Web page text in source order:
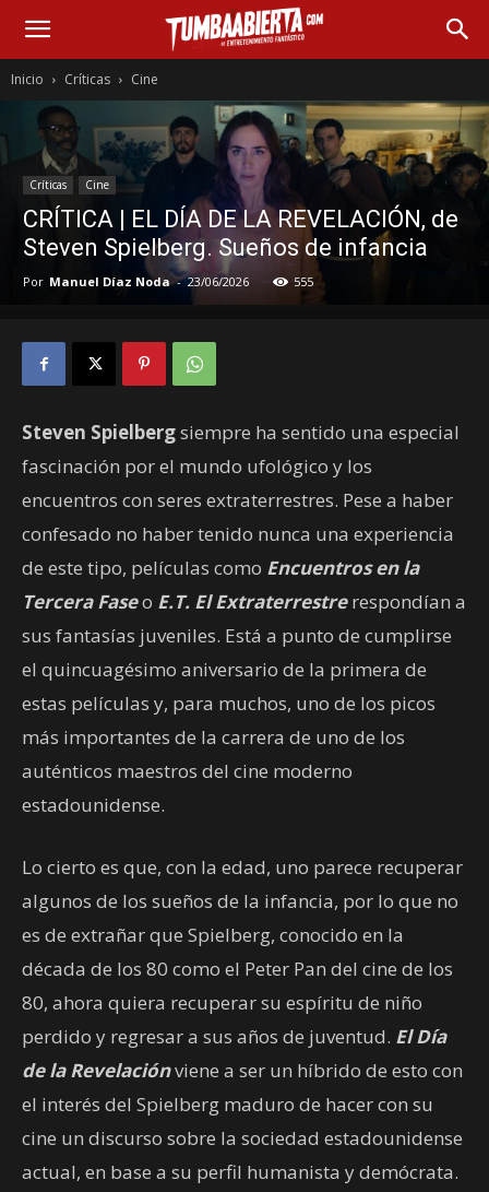
Inicio Críticas Cine
Críticas Cine
CRÍTICA | EL DÍA DE LA REVELACIÓN, de
Steven Spielberg. Sueños de infancia
Por Manuel Díaz Noda - 23/06/2026 555
Steven Spielbergsiempre ha sentido una especial
fascinación por el mundo ufológico y los
encuentros con seres extraterrestres. Pese a haber
confesado no haber tenido nunca una experiencia
de este tipo, películas como Encuentros en la
Tercera Faseo E.T. El Extraterrestrerespondían a
sus fantasías juveniles. Está a punto de cumplirse
el quincuagésimo aniversario de la primera de
estas películas y, para muchos, uno de los picos
más importantes de la carrera de uno de los
auténticos maestros del cine moderno
estadounidense.
Lo cierto es que, con la edad, uno parece recuperar
algunos de los sueños de la infancia, por lo que no
es de extrañar que Spielberg, conocido en la
década de los 80 como el Peter Pan del cine de los
80, ahora quiera recuperar su espíritu de niño
perdido y regresar a sus años de juventud. El Día
de la Revelaciónviene a ser un híbrido de esto con
el interés del Spielberg maduro de hacer con su
cine un discurso sobre la sociedad estadounidense
actual, en base a su perfil humanista y demócrata.